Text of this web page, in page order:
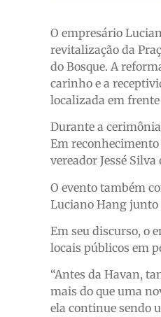
O empresário
revitalização da
do Bosque. A
carinho e a
localizada em frente
Durante a
Em
vereador Jessé
O evento também
Luciano Hang junto
Em seu discurso, o
locais públicos em
“Antes da Havan,
mais do que uma
ela continue sendo